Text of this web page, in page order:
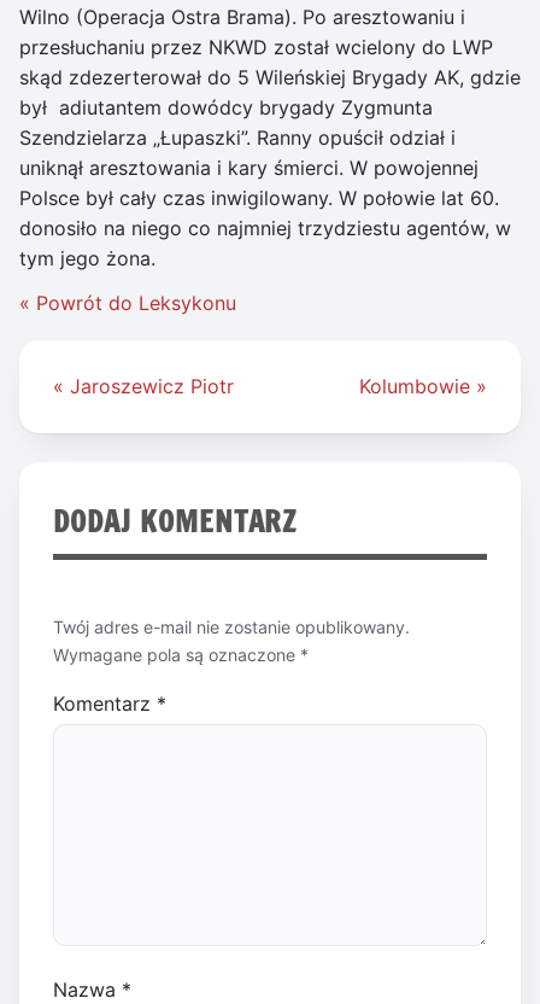
Wilno (Operacja Ostra Brama). Po aresztowaniu i
przesłuchaniu przez NKWD został wcielony do LWP
skąd zdezerterował do 5 Wileńskiej Brygady AK, gdzie
był adiutantem dowódcy brygady Zygmunta
Szendzielarza „Łupaszki”. Ranny opuścił odział i
uniknął aresztowania i kary śmierci. W powojennej
Polsce był cały czas inwigilowany. W połowie lat 60.
donosiło na niego co najmniej trzydziestu agentów, w
tym jego żona.
« Powrót do Leksykonu
Nawigacja
« Jaroszewicz Piotr Kolumbowie »
DODAJ KOMENTARZ
Twój adres e-mail nie zostanie opublikowany.
Wymagane pola są oznaczone *
Komentarz *
Nazwa *